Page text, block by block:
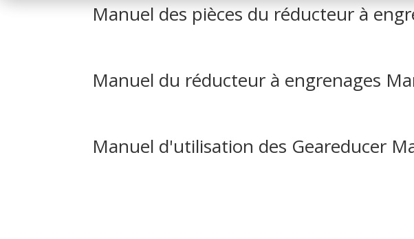
Manuel des pièces du réducteur à
Manuel du réducteur à engrenages
Manuel d'utilisation des Geareducer